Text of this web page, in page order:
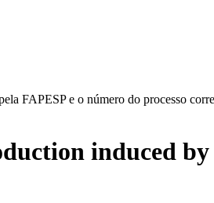
FAPESP e o número do processo
induced